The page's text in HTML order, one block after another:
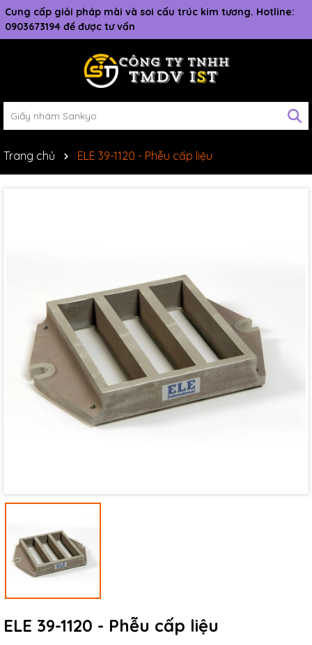
Cung cấp giải pháp mài và soi cấu trúc kim tương. Hotline:
0903673194 để được tư vấn
Trang chủ ELE 39-1120 - Phễu cấp liệu
ELE 39-1120 - Phễu cấp liệu
Ngày hết hạn:
Điều kiện: